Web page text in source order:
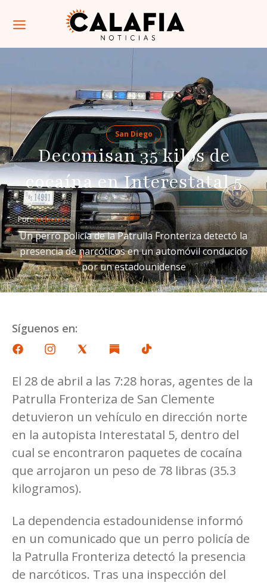
San Diego
Decomisan 35 kilos de
cocaína en Interestatal 5
Por: Redacción
Un perro policía de la Patrulla Fronteriza detectó la
presencia de narcóticos en un automóvil conducido
por un estadounidense
Síguenos en:
El 28 de abril a las 7:28 horas, agentes de la
Patrulla Fronteriza de San Clemente
detuvieron un vehículo en dirección norte
en la autopista Interestatal 5, dentro del
cual se encontraron paquetes de cocaína
que arrojaron un peso de 78 libras (35.3
kilogramos).
La dependencia estadounidense informó
en un comunicado que un perro policía de
la Patrulla Fronteriza detectó la presencia
de narcóticos. Tras una inspección del